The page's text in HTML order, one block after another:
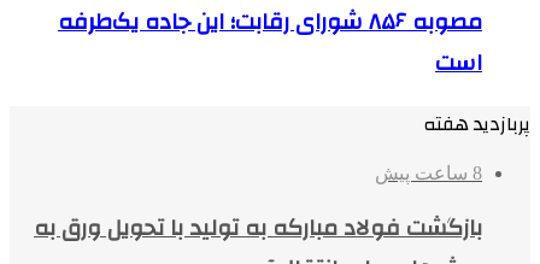
مصوبه ۸۵۶ شورای رقابت؛ این جاده یک‌طرفه
است
پربازدید هفته
8 ساعت پیش
بازگشت فولاد مبارکه به تولید با تحویل ورق به